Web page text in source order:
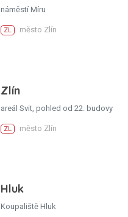
náměstí Míru
ZL město Zlín
Zlín
areál Svit, pohled od 22. budovy
ZL město Zlín
Hluk
Koupaliště Hluk